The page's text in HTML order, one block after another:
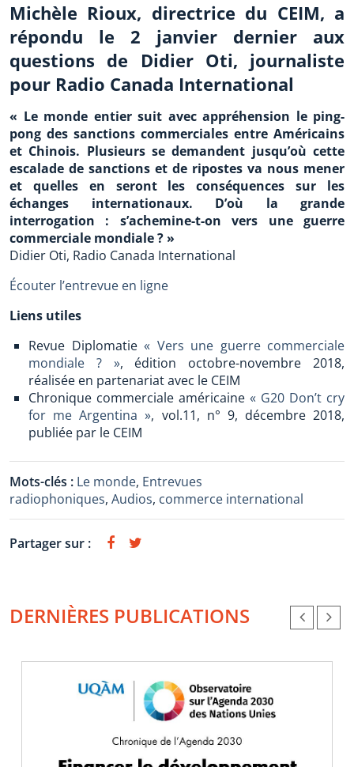
Michèle Rioux, directrice du CEIM, a
répondu le 2 janvier dernier aux
questions de Didier Oti, journaliste
pour Radio Canada International
« Le monde entier suit avec appréhension le ping-
pong des sanctions commerciales entre Américains
et Chinois. Plusieurs se demandent jusqu’où cette
escalade de sanctions et de ripostes va nous mener
et quelles en seront les conséquences sur les
échanges internationaux. D’où la grande
interrogation : s’achemine-t-on vers une guerre
commerciale mondiale ? »
Didier Oti, Radio Canada International
Écouter l’entrevue en ligne
Liens utiles
Revue Diplomatie « Vers une guerre commerciale
mondiale ? », édition octobre-novembre 2018,
réalisée en partenariat avec le CEIM
Chronique commerciale américaine « G20 Don’t cry
for me Argentina », vol.11, n° 9, décembre 2018,
publiée par le CEIM
Mots-clés : Le monde, Entrevues
radiophoniques, Audios, commerce international
Partager sur :
DERNIÈRES PUBLICATIONS